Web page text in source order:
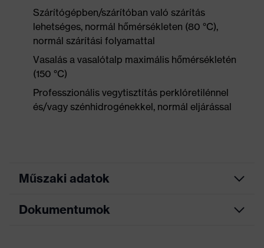
Szárítógépben/szárítóban való szárítás
lehetséges, normál hőmérsékleten (80 °C),
normál szárítási folyamattal
Vasalás a vasalótalp maximális hőmérsékletén
(150 °C)
Professzionális vegytisztítás perklóretilénnel
és/vagy szénhidrogénekkel, normál eljárással
Műszaki adatok
Marketingszín
Dokumentumok